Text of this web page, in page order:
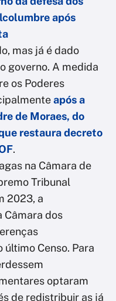
após
mas já é dado
governo. A medida
os Poderes
após a
de Moraes, do
restaura decreto
.
na Câmara de
Tribunal
2023, a
Câmara dos
Censo. Para
optaram
de redistribuir as já